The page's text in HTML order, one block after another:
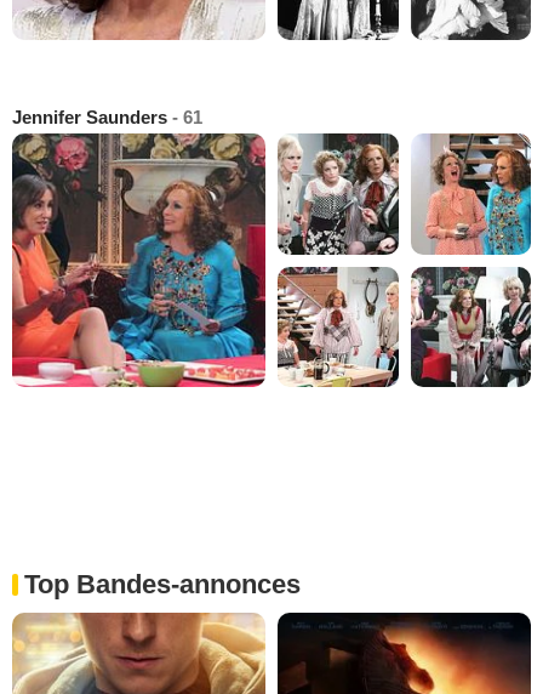
Jennifer Saunders - 61
Top Bandes-annonces